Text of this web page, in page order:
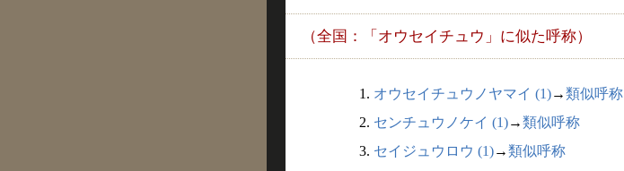
（全国：「オウセイチュウ」に似た呼称）
1. オウセイチュウノヤマイ (1)→類似呼称
2. センチュウノケイ (1)→類似呼称
3. セイジュウロウ (1)→類似呼称